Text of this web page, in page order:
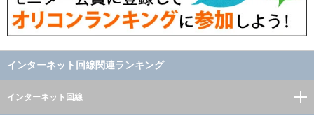
インターネット回線関連ランキング
インターネット回線